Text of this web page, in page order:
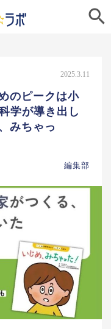

2025.3.11
のピークは小
学が導き出し
みちゃっ
編集部